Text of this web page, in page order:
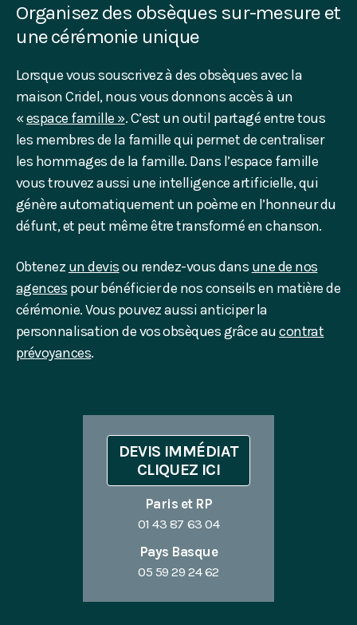
Organisez des obsèques sur-mesure et
une cérémonie unique
Lorsque vous souscrivez à des obsèques avec la
maison Cridel, nous vous donnons accès à un
«espace famille ». C’est un outil partagé entre tous
les membres de la famille qui permet de centraliser
les hommages de la famille. Dans l’espace famille
vous trouvez aussi une intelligence artificielle, qui
génère automatiquement un poème en l’honneur du
défunt, et peut même être transformé en chanson.
Obtenez un devisou rendez-vous dans une de nos
agences pour bénéficier de nos conseils en matière de
cérémonie. Vous pouvez aussi anticiper la
personnalisation de vos obsèques grâce aucontrat
prévoyances.
DEVIS IMMÉDIAT
CLIQUEZ ICI
Paris et RP
01 43 87 63 04
Pays Basque
05 59 29 24 62